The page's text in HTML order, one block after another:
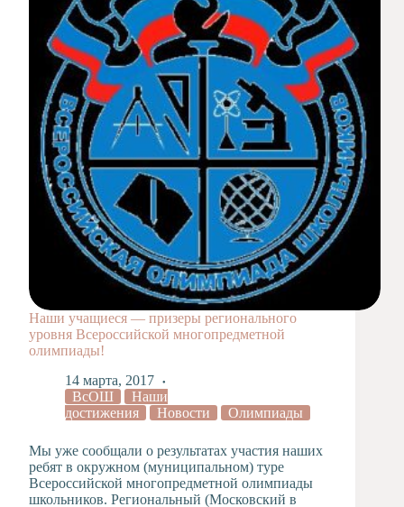
Наши учащиеся — призеры регионального
уровня Всероссийской многопредметной
олимпиады!
14 марта, 2017
ВсОШ
Наши
достижения
Новости Олимпиады
Мы уже сообщали о результатах участия наших
ребят в окружном (муниципальном) туре
Всероссийской многопредметной олимпиады
школьников. Региональный (Московский в